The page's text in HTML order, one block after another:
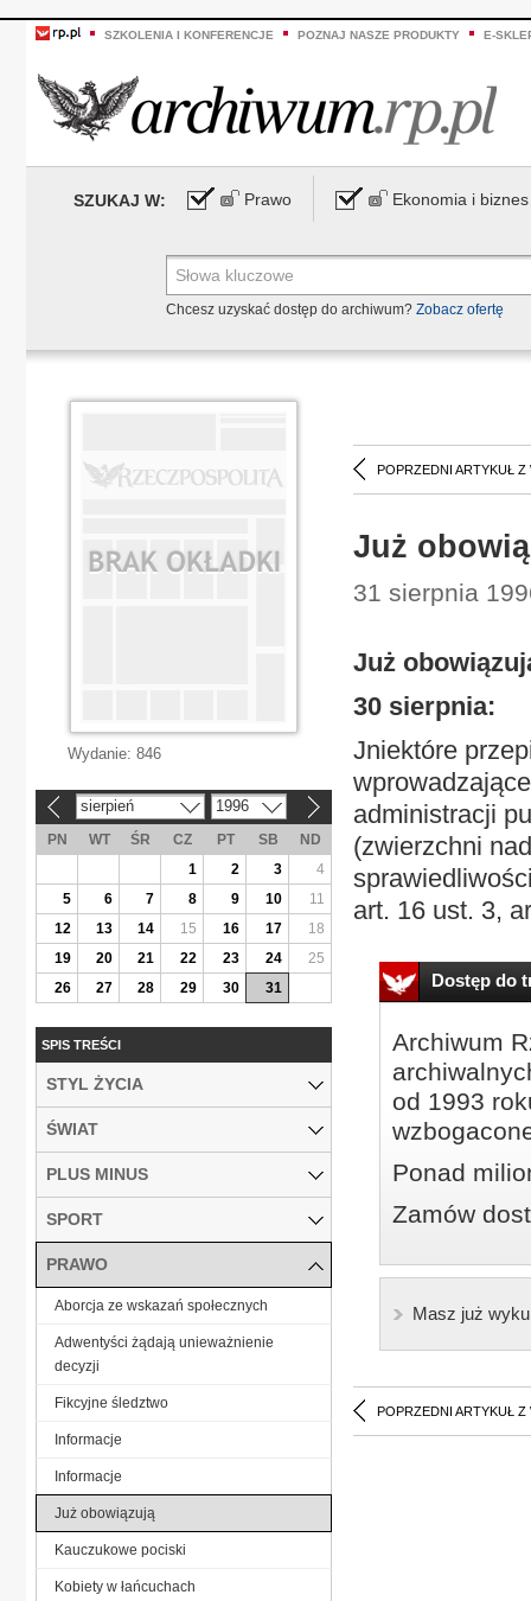
SZKOLENIA I KONFERENCJE POZNAJ NASZE PRODUKTY E-
SZUKAJ W: Prawo Ekonomia i biznes
Chcesz uzyskać dostęp do archiwum? Zobacz ofertę
POPRZEDNI ARTYKUŁ Z
Już
31 sierpnia
Już
30 sierpnia:
Jniektóre
administracji
(zwierzchni
art. 16 ust. 3,
Dostęp do
Archiwum
od 1993
Ponad
Zamów
Masz już
POPRZEDNI ARTYKUŁ Z
Wydanie: 846
sierpień 1996
PN WT ŚR CZ PT SB
ND
1
2 3
4
5
6 7 8 9 10
11
12
13 14 15 16 17
18
19
20 21 22 23 24
25
26
27 28 29 30 31
SPIS TREŚCI
STYL ŻYCIA
ŚWIAT
PLUS MINUS
SPORT
PRAWO
Aborcja ze wskazań społecznych
Adwentyści żądają unieważnienie
decyzji
Fikcyjne śledztwo
Informacje
Informacje
Już obowiązują
Kauczukowe pociski
Kobiety w łańcuchach